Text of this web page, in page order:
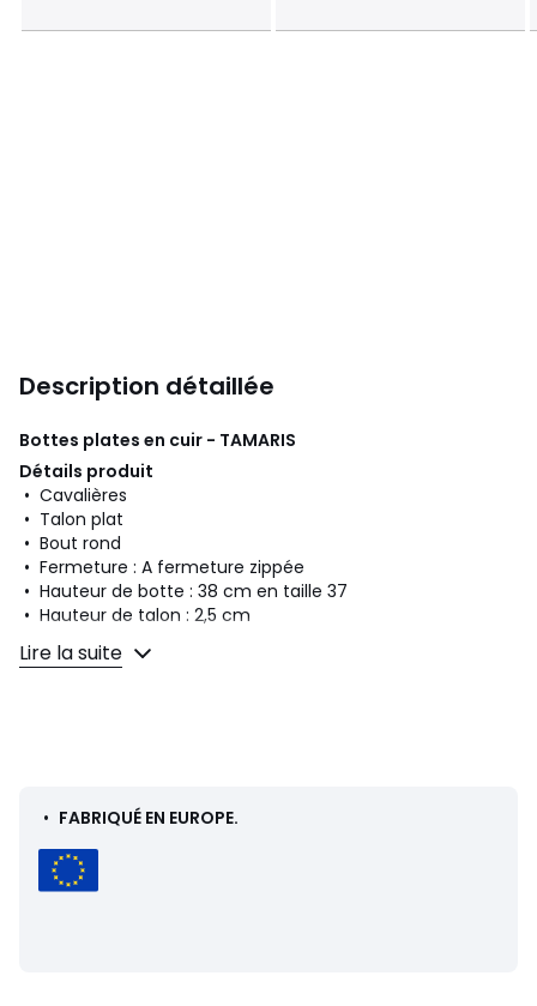
Description détaillée
Bottes plates en cuir - TAMARIS
Détails produit
• Cavalières
• Talon plat
• Bout rond
• Fermeture : A fermeture zippée
• Hauteur de botte : 38 cm en taille 37
• Hauteur de talon : 2,5 cm
Composition et Entretien
Fiche produit relative aux qualités et caractéristiques
environnementales
Lire la suite
• FABRIQUÉ EN EUROPE.